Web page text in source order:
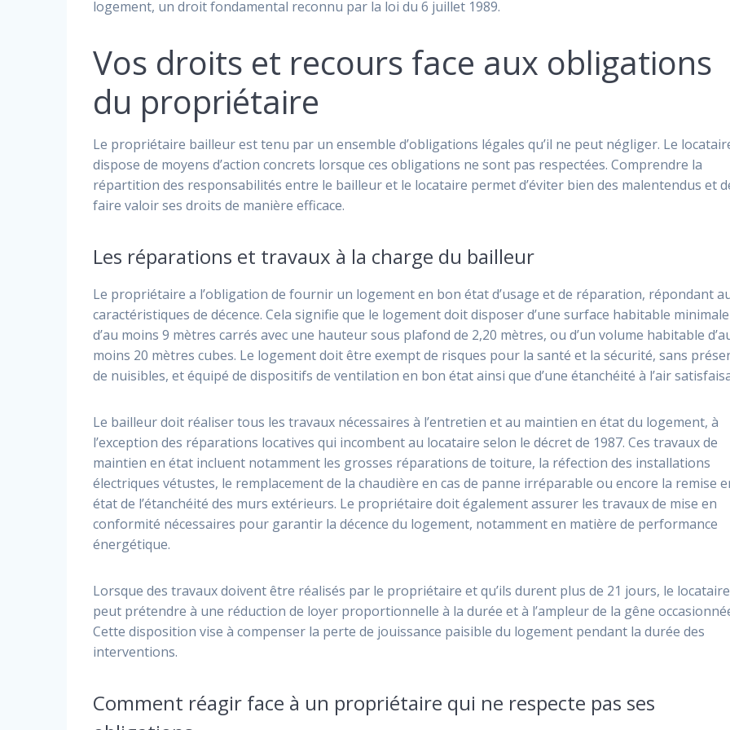
logement, un droit fondamental reconnu par la loi du 6 juillet 1989.
Vos droits et recours face aux obligations
du propriétaire
Le propriétaire bailleur est tenu par un ensemble d’obligations légales qu’il ne peut négliger. Le
dispose de moyens d’action concrets lorsque ces obligations ne sont pas respectées. Comprendre la
répartition des responsabilités entre le bailleur et le locataire permet d’éviter bien des malentendus et
faire valoir ses droits de manière efficace.
Les réparations et travaux à la charge du bailleur
Le propriétaire a l’obligation de fournir un logement en bon état d’usage et de réparation, répondant
caractéristiques de décence. Cela signifie que le logement doit disposer d’une surface habitable minimale
d’au moins 9 mètres carrés avec une hauteur sous plafond de 2,20 mètres, ou d’un volume habitable
moins 20 mètres cubes. Le logement doit être exempt de risques pour la santé et la sécurité, sans
de nuisibles, et équipé de dispositifs de ventilation en bon état ainsi que d’une étanchéité à l’air
Le bailleur doit réaliser tous les travaux nécessaires à l’entretien et au maintien en état du logement, à
l’exception des réparations locatives qui incombent au locataire selon le décret de 1987. Ces travaux de
maintien en état incluent notamment les grosses réparations de toiture, la réfection des installations
électriques vétustes, le remplacement de la chaudière en cas de panne irréparable ou encore la remise
état de l’étanchéité des murs extérieurs. Le propriétaire doit également assurer les travaux de mise en
conformité nécessaires pour garantir la décence du logement, notamment en matière de performance
énergétique.
Lorsque des travaux doivent être réalisés par le propriétaire et qu’ils durent plus de 21 jours, le locataire
peut prétendre à une réduction de loyer proportionnelle à la durée et à l’ampleur de la gêne
Cette disposition vise à compenser la perte de jouissance paisible du logement pendant la durée des
interventions.
Comment réagir face à un propriétaire qui ne respecte pas ses